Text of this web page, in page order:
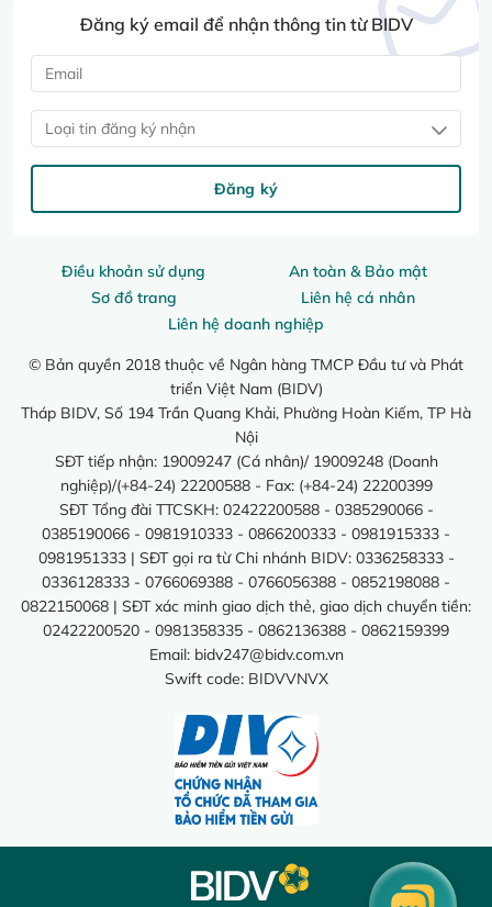
Điều khoản sử dụng
An toàn & Bảo mật
Sơ đồ trang
Liên hệ cá nhân
Liên hệ doanh nghiệp
© Bản quyền 2018 thuộc về Ngân hàng TMCP Đầu tư và Phát
triển Việt Nam (BIDV)
Tháp BIDV, Số 194 Trần Quang Khải, Phường Hoàn Kiếm, TP Hà
Nội
SĐT tiếp nhận: 19009247 (Cá nhân)/ 19009248 (Doanh
nghiệp)/(+84-24) 22200588 - Fax: (+84-24) 22200399
SĐT Tổng đài TTCSKH: 02422200588 - 0385290066 -
0385190066 - 0981910333 - 0866200333 - 0981915333 -
0981951333 | SĐT gọi ra từ Chi nhánh BIDV: 0336258333 -
0336128333 - 0766069388 - 0766056388 - 0852198088 -
0822150068 | SĐT xác minh giao dịch thẻ, giao dịch chuyển tiền:
02422200520 - 0981358335 - 0862136388 - 0862159399
Email: bidv247@bidv.com.vn
Swift code: BIDVVNVX
Đăng ký email để nhận thông tin từ BIDV
Loại tin đăng ký nhận
Đăng ký